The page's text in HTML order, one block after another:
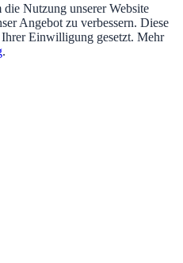
Nutzung unserer Website
Angebot zu verbessern. Diese
Einwilligung gesetzt. Mehr
.